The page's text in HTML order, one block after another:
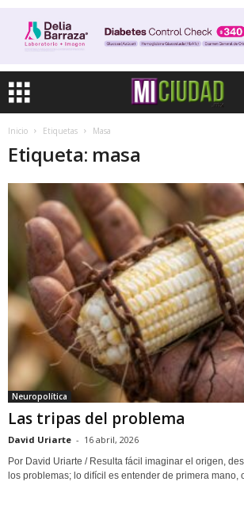
Inicio Etiquetas Masa
Etiqueta: masa
Neuropolítica
Las tripas del problema
David Uriarte - 16 abril, 2026
Por David Uriarte / Resulta fácil imaginar el origen,
los problemas; lo difícil es entender de primera mano, o